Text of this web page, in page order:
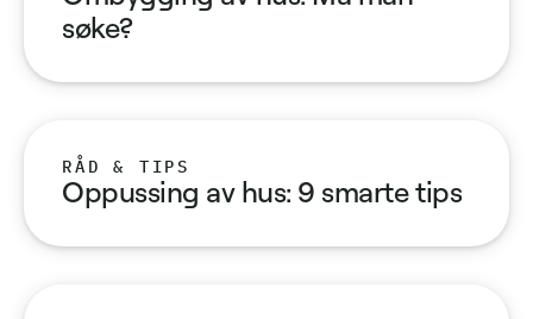
søke?
RÅD & TIPS
Oppussing av hus: 9 smarte tips